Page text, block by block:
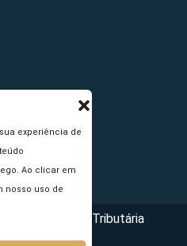
experiência de
Ao clicar em
nosso uso de
da Reforma Tributária